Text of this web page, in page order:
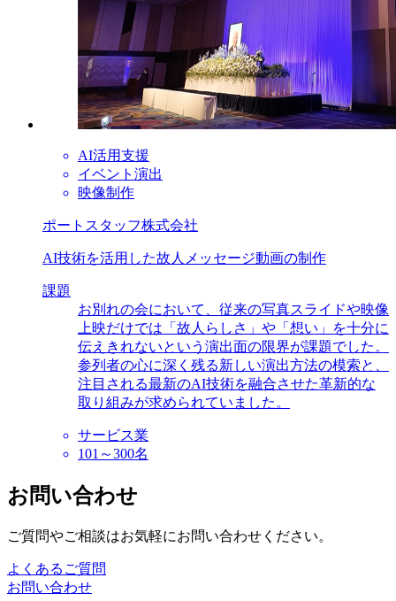
AI活用支援
イベント演出
映像制作
ポートスタッフ株式会社
AI技術を活用した故人メッセージ動画の制作
課題
お別れの会において、従来の写真スライドや映像
上映だけでは「故人らしさ」や「想い」を十分に
伝えきれないという演出面の限界が課題でした。
参列者の心に深く残る新しい演出方法の模索と、
注目される最新のAI技術を融合させた革新的な
取り組みが求められていました。
サービス業
101～300名
お問い合わせ
ご質問やご相談はお気軽にお問い合わせください。
よくあるご質問
お問い合わせ